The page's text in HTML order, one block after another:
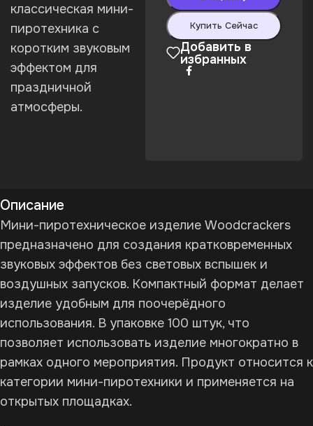
классическая мини-
пиротехника с
коротким звуковым
эффектом для
праздничной
атмосферы.
Купить Сейчас
Добавить в
избранных
Описание
Мини-пиротехническое изделие Woodcrackers
предназначено для создания кратковременных
звуковых эффектов без световых вспышек и
воздушных запусков. Компактный формат делает
изделие удобным для поочерёдного
использования. В упаковке 100 штук, что
позволяет использовать изделие многократно в
рамках одного мероприятия. Продукт относится к
категории мини-пиротехники и применяется на
открытых площадках.